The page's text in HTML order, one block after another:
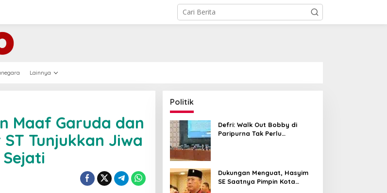
Lainnya
Maaf Garuda dan
Tunjukkan Jiwa
Politik
Defri: Walk Out Bobby di
Paripurna Tak Perlu
Dukungan Menguat, Hasyim
SE Saatnya Pimpin Kota